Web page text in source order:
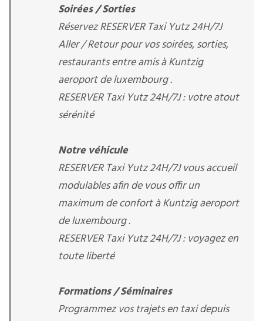
Soirées / Sorties
Réservez RESERVER Taxi Yutz 24H/7J
Aller / Retour pour vos soirées, sorties,
restaurants entre amis à Kuntzig
aeroport de luxembourg .
RESERVER Taxi Yutz 24H/7J : votre atout
sérénité
Notre véhicule
RESERVER Taxi Yutz 24H/7J vous accueil
modulables afin de vous offir un
maximum de confort à Kuntzig aeroport
de luxembourg .
RESERVER Taxi Yutz 24H/7J : voyagez en
toute liberté
Formations / Séminaires
Programmez vos trajets en taxi depuis